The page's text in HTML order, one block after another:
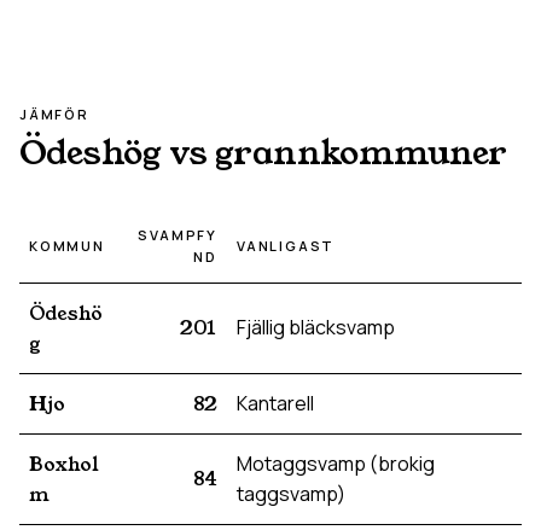
JÄMFÖR
Ödeshögvs grannkommuner
KOMMUN
SVAMPFY
ND
VANLIGAST
Ödeshö
g
201 Fjällig bläcksvamp
Hjo 82 Kantarell
Boxhol
m
84
Motaggsvamp (brokig
taggsvamp)